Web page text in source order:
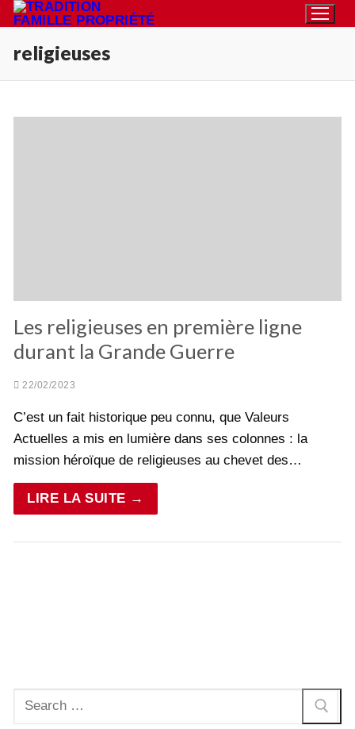
Aller
au
contenu
Médiathèque
religieuses
Les religieuses en première ligne
durant la Grande Guerre
22/02/2023
C’est un fait historique peu connu, que Valeurs
Actuelles a mis en lumière dans ses colonnes : la
mission héroïque de religieuses au chevet des…
LIRE LA SUITE →
Rechercher
: